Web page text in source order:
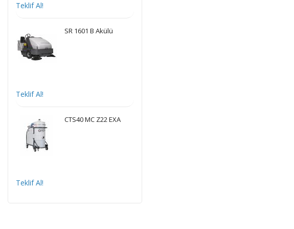
Teklif Al!
SR 1601 B Akülü
Teklif Al!
CTS40 MC Z22 EXA
Teklif Al!